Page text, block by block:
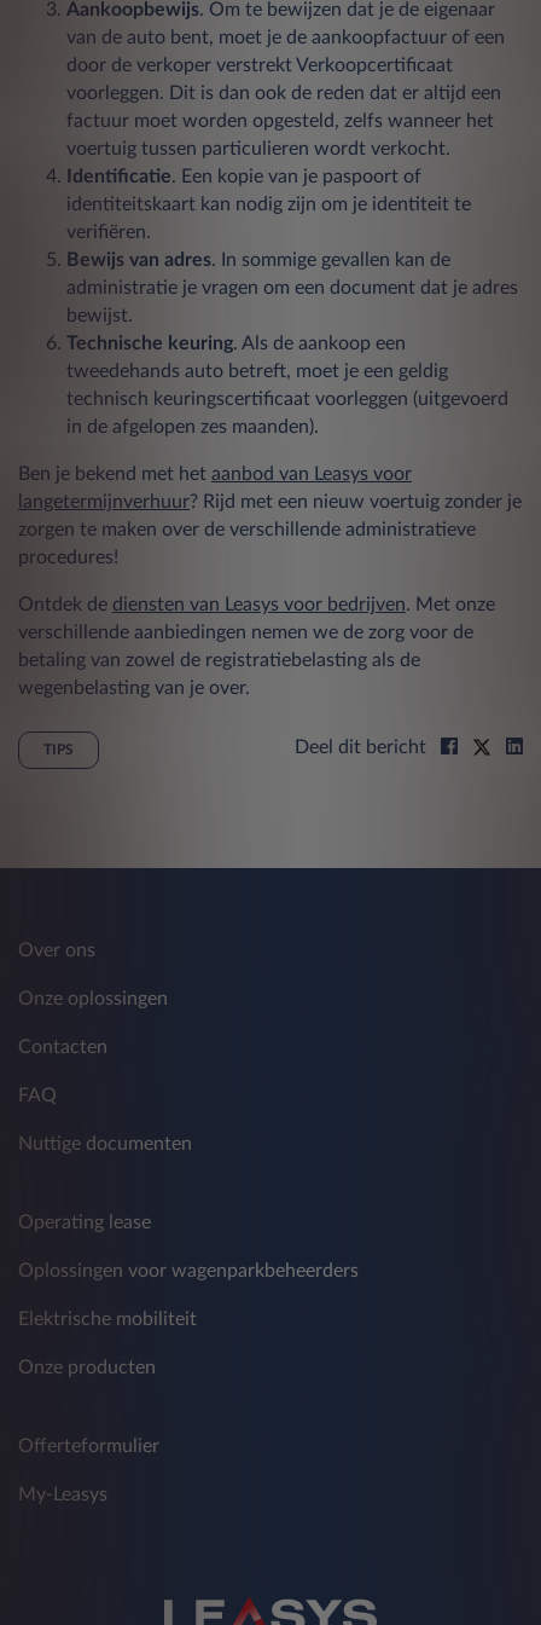
Aankoopbewijs. Om te bewijzen dat je de eigenaar
van de auto bent, moet je de aankoopfactuur of een
door de verkoper verstrekt Verkoopcertificaat
voorleggen. Dit is dan ook de reden dat er altijd een
factuur moet worden opgesteld, zelfs wanneer het
voertuig tussen particulieren wordt verkocht.
Identificatie. Een kopie van je paspoort of
identiteitskaart kan nodig zijn om je identiteit te
verifiëren.
Bewijs van adres. In sommige gevallen kan de
administratie je vragen om een document dat je adres
bewijst.
Technische keuring. Als de aankoop een
tweedehands auto betreft, moet je een geldig
technisch keuringscertificaat voorleggen (uitgevoerd
in de afgelopen zes maanden).
Ben je bekend met het aanbod van Leasys voor
langetermijnverhuur? Rijd met een nieuw voertuig zonder je
zorgen te maken over de verschillende administratieve
procedures!
Ontdek de diensten van Leasys voor bedrijven. Met onze
verschillende aanbiedingen nemen we de zorg voor de
betaling van zowel de registratiebelasting als de
wegenbelasting van je over.
TIPS Deel dit bericht
Over ons
Onze oplossingen
Contacten
FAQ
Nuttige documenten
Operating lease
Oplossingen voor wagenparkbeheerders
Elektrische mobiliteit
Onze producten
Offerteformulier
My-Leasys